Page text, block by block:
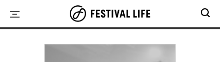
content